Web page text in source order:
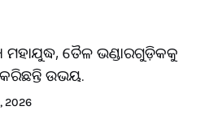
ମହାଯୁଦ୍ଧ, ତୈଳ ଭଣ୍ଡାରଗୁଡ଼ିକକୁ
କରିଛନ୍ତି ଉଭୟ.
2026